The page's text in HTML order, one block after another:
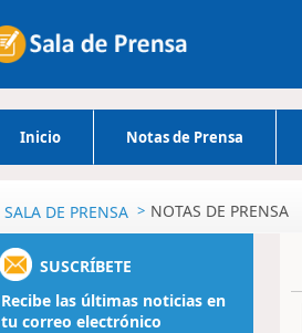
Inicio Notas de Prensa
SALA DE PRENSA NOTAS DE PRENSA
SUSCRÍBETE
Recibe las últimas noticias en
tu correo electrónico